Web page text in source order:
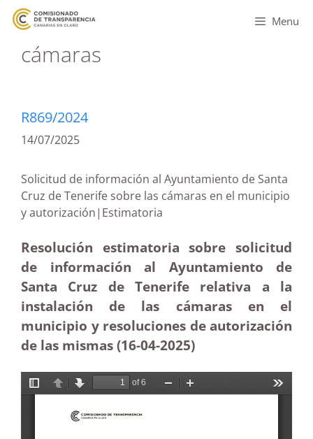
Menu
cámaras
R869/2024
14/07/2025
Solicitud de información al Ayuntamiento de Santa
Cruz de Tenerife sobre las cámaras en el municipio
y autorización|Estimatoria
Resolución estimatoria sobre solicitud
de información al Ayuntamiento de
Santa Cruz de Tenerife relativa a la
instalación de las cámaras en el
municipio y resoluciones de autorización
de las mismas (16-04-2025)